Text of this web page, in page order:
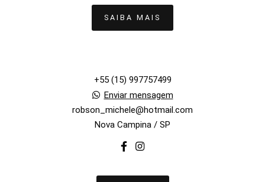
SAIBA MAIS
+55 (15) 997757499
Enviar mensagem
robson_michele@hotmail.com
Nova Campina / SP